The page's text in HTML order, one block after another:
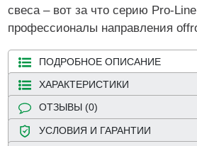
свеса – вот за что серию Pro-
профессионалы направления
ПОДРОБНОЕ ОПИСАНИЕ
ХАРАКТЕРИСТИКИ
ОТЗЫВЫ (0)
УСЛОВИЯ И ГАРАНТИИ